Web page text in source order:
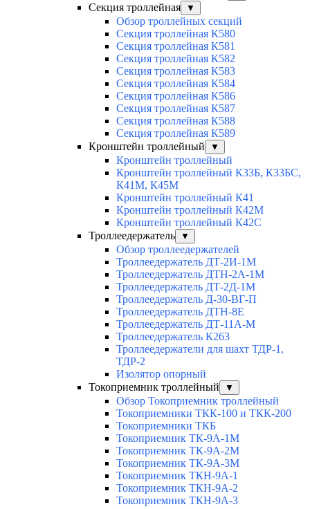
Секция троллейная ▼
Обзор троллейных секций
Секция троллейная К580
Секция троллейная К581
Секция троллейная К582
Секция троллейная К583
Секция троллейная К584
Секция троллейная К586
Секция троллейная К587
Секция троллейная К588
Секция троллейная К589
Кронштейн троллейный
▼
Кронштейн троллейный
Кронштейн троллейный К33Б, К33БС,
К41М, К45М
Кронштейн троллейный К41
Кронштейн троллейный К42М
Кронштейн троллейный К42С
Троллеедержатель
▼
Обзор троллеедержателей
Троллеедержатель ДТ-2И-1М
Троллеедержатель ДТН-2А-1М
Троллеедержатель ДТ-2Д-1М
Троллеедержатель Д-30-ВГ-П
Троллеедержатель ДТН-8Е
Троллеедержатель ДТ-11А-М
Троллеедержатель К263
Троллеедержатели для шахт ТДР-1,
ТДР-2
Изолятор опорный
Токоприемник троллейный
▼
Обзор Токоприемник троллейный
Токоприемники ТКК-100 и ТКК-200
Токоприемники ТКБ
Токоприемник ТК-9А-1М
Токоприемник ТК-9А-2М
Токоприемник ТК-9А-3М
Токоприемник ТКН-9А-1
Токоприемник ТКН-9А-2
Токоприемник ТКН-9А-3